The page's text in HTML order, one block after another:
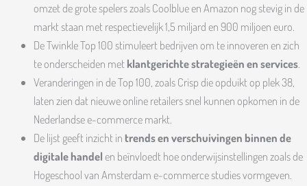
omzet de grote spelers zoals Coolblue en Amazon nog stevig in de
markt staan met respectievelijk 1,5 miljard en 900 miljoen euro.
De Twinkle Top 100 stimuleert bedrijven om te innoveren en zich
te onderscheiden met klantgerichte strategieën en services.
Veranderingen in de Top 100, zoals Crisp die opduikt op plek 38,
laten zien dat nieuwe online retailers snel kunnen opkomen in de
Nederlandse e-commerce markt.
De lijst geeft inzicht intrends en verschuivingen binnen de
digitale handelen beïnvloedt hoe onderwijsinstellingen zoals de
Hogeschool van Amsterdam e-commerce studies vormgeven.